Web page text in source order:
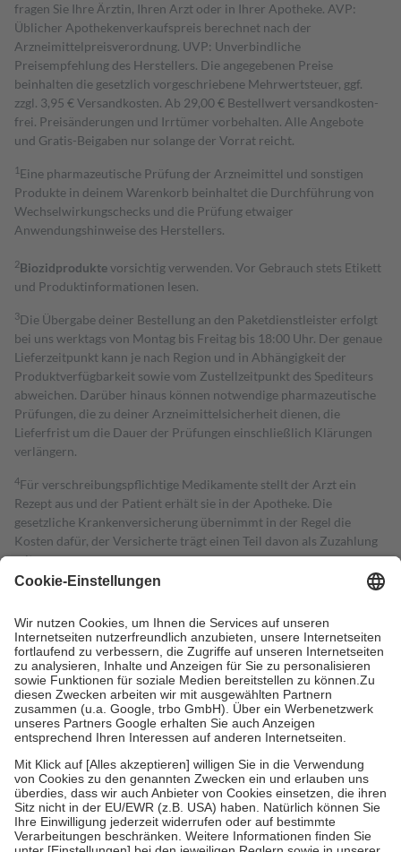
fragen Sie Ihre Ärztin, Ihren Arzt oder in Ihrer Apotheke. AVP:
Üblicher Apothekenverkaufspreis berechnet nach der
Arzneimittelpreisverordnung. UVP: Unverbindliche
Preisempfehlung des Herstellers. Die angegebenen Preise
beinhalten die gesetzlich vorgeschriebene Mehrwertsteuer, ggf.
zzgl. 3,95 € Versandkosten. Ab 29,00 € Bestell­wert versand­kosten­
frei. Preisänderungen und Irrtümer vorbehalten. Alle Angebote
und Gratis-Beigaben nur solange der Vorrat reicht.
1 Eine pharmazeutische Prüfung der Arzneimittel und sonstigen
Produkte in deinem Warenkorb beinhaltet die Durchführung von
Wechselwirkungschecks und die Prüfung etwaiger
Anwendungshinweise des Herstellers.
2Biozidproduktevorsichtig verwenden. Vor Gebrauch stets Etikett
und Produktinformationen lesen.
3Die Übergabe deiner Bestellung an den Paketdienstleister erfolgt
bei uns werktags von Montag bis Freitag bis 18:00 Uhr. Der genaue
Lieferzeitpunkt kann je nach Region und in Abhängigkeit der
Produktverfügbarkeit sowie vom Zustellzeitpunkt des Spediteurs
abweichen. Darüber hinaus können notwendige pharmazeutische
Prüfungen, die zu deiner Arzneimittelsicherheit dienen, die
Lieferfrist um die Dauer der Prüfungen einschließlich Klärungen
verlängern.
4Für verschreibungspflichtige Medikamente stellt der Arzt ein
Rezept aus und der Patient erhält sie in der Apotheke. Die
gesetzliche Krankenversicherung übernimmt in der Regel die
Kosten dafür, der Versicherte trägt einen Teil davon als Zuzahlung
mit.
Grundsätzlich leisten Mitglieder Zuzahlungen in Höhe von zehn
höchstens zehn Euro.
Es sind jedoch nie mehr als die tatsächlichen
Kosten der Leistung zu entrichten.
Diese Regeln gelten grundsätzlich auch für Online-Apotheken.
Bei Heilmitteln und häuslicher Krankenpflege beträgt die
Zuzahlung zehn Prozent der Kosten sowie zehn Euro je
Verordnung.
Um das Engagement der Versicherten für ihre eigene Gesundheit zu
stärken und die besondere Stellung der Familie zu unterstützen,
fallenkeine Zuzahlungenan bei:
• Kindern und Jugendlichen bis zum vollendeten 18. Lebensjahr
mit Ausnahme der Fahrkosten
• Untersuchungen zur Vorsorge und Früherkennung, die von der
GKV getragen werden